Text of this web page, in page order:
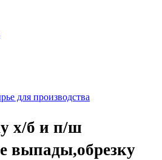
для производства
х/б и п/ш
выпады,обрезку